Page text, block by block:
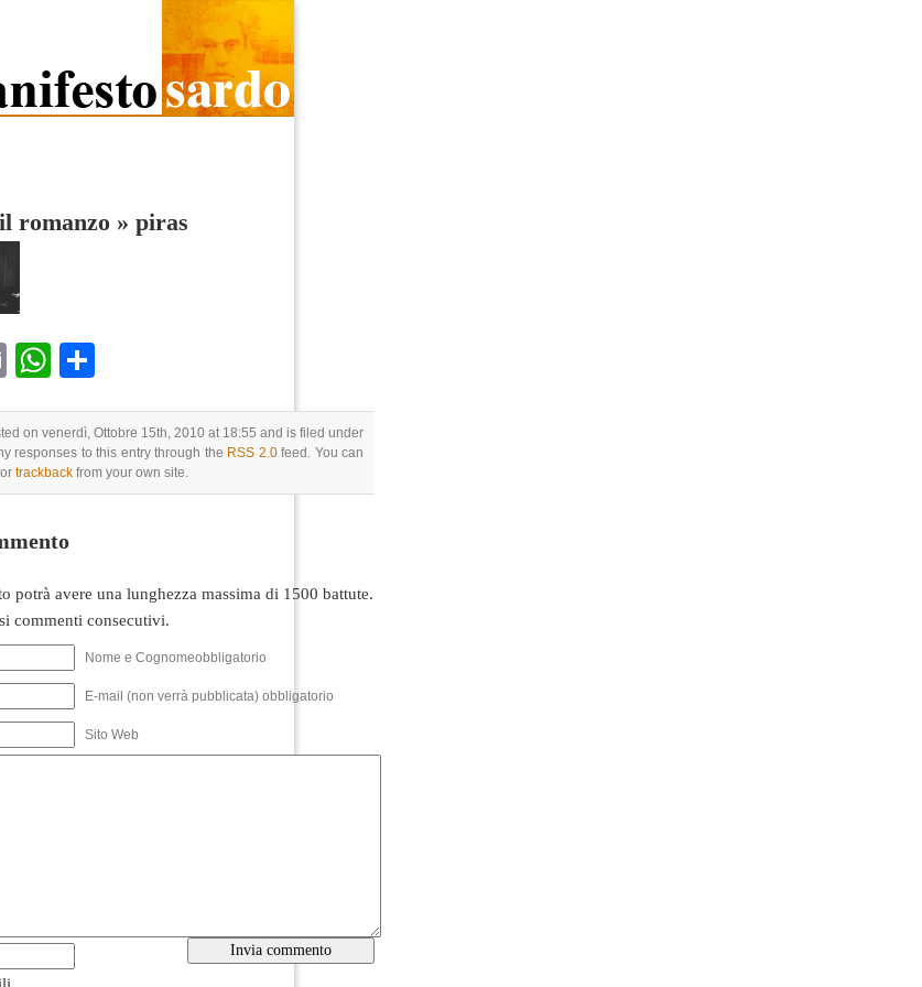
romanzo » piras
EmailWhatsApp
on venerdì, Ottobre 15th, 2010 at 18:55 and is filed under
responses to this entry through the RSS 2.0feed. You can
trackback from your own site.
potrà avere una lunghezza massima di 1500 battute.
commenti consecutivi.
Nome e Cognomeobbligatorio
E-mail (non verrà pubblicata) obbligatorio
Sito Web